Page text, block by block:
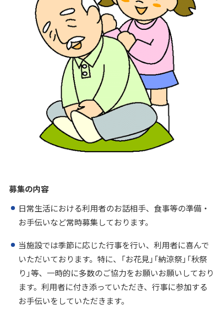
募集の内容
日常生活における利用者のお話相手、食事等の準備・
お手伝いなど常時募集しております。
当施設では季節に応じた行事を行い、利用者に喜んで
いただいております。特に、「お花見」「納涼祭」「秋祭
り」等、一時的に多数のご協力をお願いお願いしており
ます。利用者に付き添っていただき、行事に参加する
お手伝いをしていただきます。